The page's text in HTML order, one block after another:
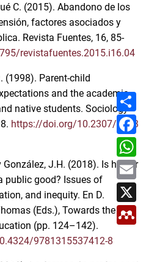
p
i
F
a
oa
tE
l
C. (2015). Abandono de los
factores asociados y
Revista Fuentes, 16, 85-
revistafuentes.2015.i16.04
(1998). Parent-child
and the academic
native students. Sociology
https://doi.org/10.2307/2673
J.H. (2018). Is higher
public good? Issues of
and inequity. En D.
(Eds.), Towards the
(pp. 124–142).
9781315537412-8